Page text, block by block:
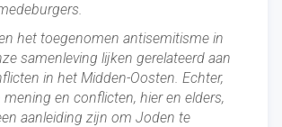
het toegenomen antisemitisme in
samenleving lijken gerelateerd aan
in het Midden-Oosten. Echter,
mening en conflicten, hier en elders,
aanleiding zijn om Joden te